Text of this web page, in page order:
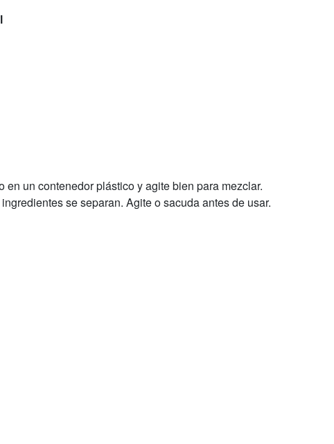
un contenedor plástico y agite bien para mezclar.
se separan. Agite o sacuda antes de usar.